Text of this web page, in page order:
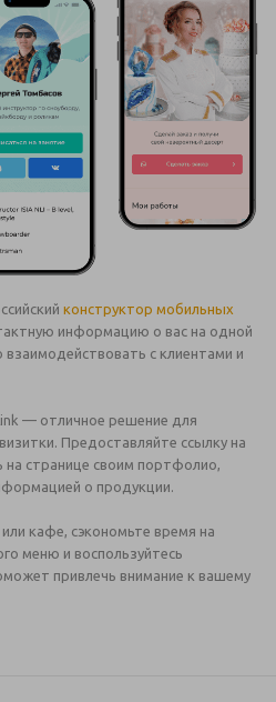
конструктор мобильных
информацию о вас на одной
с клиентами и
— отличное решение для
Предоставляйте ссылку на
на странице своим портфолио,
о продукции.
или кафе, сэкономьте время на
меню и воспользуйтесь
привлечь внимание к вашему